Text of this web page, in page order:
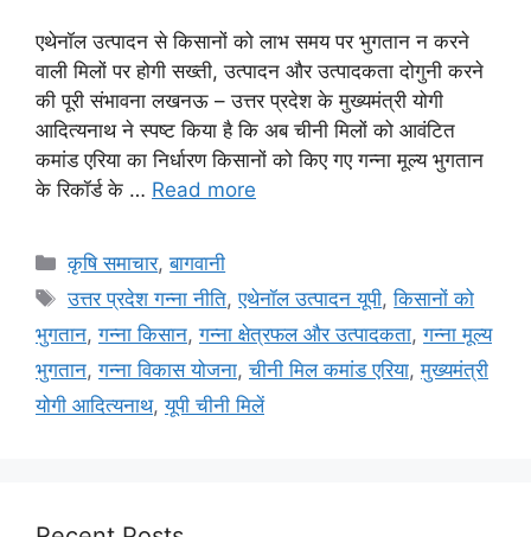
एथेनॉल उत्पादन से किसानों को लाभ समय पर भुगतान न करने
वाली मिलों पर होगी सख्ती, उत्पादन और उत्पादकता दोगुनी करने
की पूरी संभावना लखनऊ – उत्तर प्रदेश के मुख्यमंत्री योगी
आदित्यनाथ ने स्पष्ट किया है कि अब चीनी मिलों को आवंटित
कमांड एरिया का निर्धारण किसानों को किए गए गन्ना मूल्य भुगतान
के रिकॉर्ड के … Read more
कृषि समाचार,बागवानी
उत्तर प्रदेश गन्ना नीति,एथेनॉल उत्पादन यूपी,किसानों को
भुगतान,गन्ना किसान,गन्ना क्षेत्रफल और उत्पादकता,गन्ना मूल्य
भुगतान,गन्ना विकास योजना,चीनी मिल कमांड एरिया,मुख्यमंत्री
योगी आदित्यनाथ,यूपी चीनी मिलें